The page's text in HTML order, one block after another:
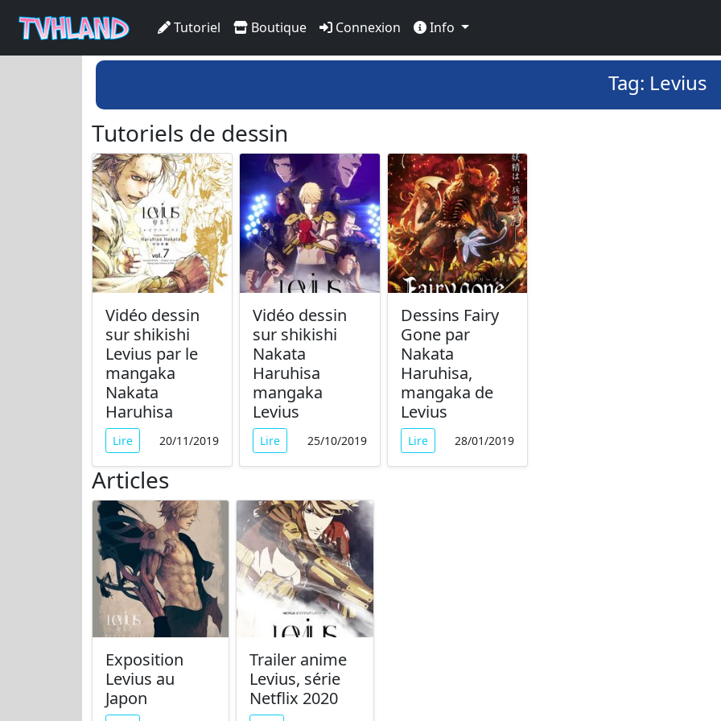
Tutoriel Boutique Connexion Info
Tag: Levius
Tutoriels de dessin
Vidéo dessin
sur shikishi
Levius par le
mangaka
Nakata
Haruhisa
Lire 20/11/2019
Vidéo dessin
sur shikishi
Nakata
Haruhisa
mangaka
Levius
Lire 25/10/2019
Dessins Fairy
Gone par
Nakata
Haruhisa,
mangaka de
Levius
Lire 28/01/2019
Articles
Exposition
Levius au
Japon
Trailer anime
Levius, série
Netflix 2020